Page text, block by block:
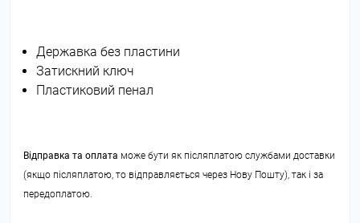
Державка без пластини
Затискний ключ
Пластиковий пенал
Відправка та оплата може бути як післяплатою службами доставки
(якщо післяплатою, то відправляється через Нову Пошту), так і за
передоплатою.